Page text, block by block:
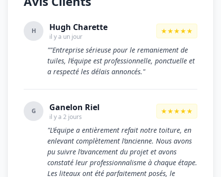
H Hugh Charette
il y a un jour
★★★★★
""Entreprise sérieuse pour le remaniement de
tuiles, l’équipe est professionnelle, ponctuelle et
a respecté les délais annoncés."
G Ganelon Riel
il y a 2 jours
★★★★★
"L’équipe a entièrement refait notre toiture, en
enlevant complètement l’ancienne. Nous avons
pu suivre l’avancement du projet et avons
constaté leur professionnalisme à chaque étape.
Les liteaux ont été parfaitement posés, le